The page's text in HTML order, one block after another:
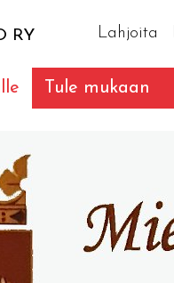
RY Lahjoita
Tule mukaan